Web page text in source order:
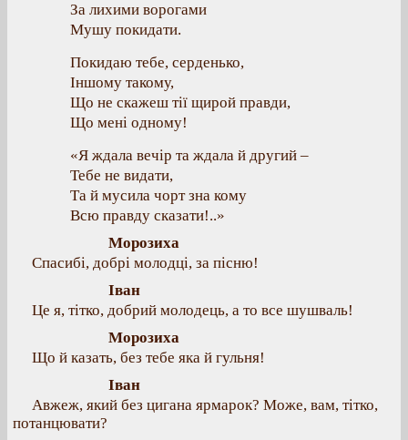
За лихими ворогами
Мушу покидати.
Покидаю тебе, серденько,
Іншому такому,
Що не скажеш тії щирой правди,
Що мені одному!
«Я ждала вечір та ждала й другий –
Тебе не видати,
Та й мусила чорт зна кому
Всю правду сказати!..»
Морозиха
Спасибі, добрі молодці, за пісню!
Іван
Це я, тітко, добрий молодець, а то все шушваль!
Морозиха
Що й казать, без тебе яка й гульня!
Іван
Авжеж, який без цигана ярмарок? Може, вам, тітко,
потанцювати?